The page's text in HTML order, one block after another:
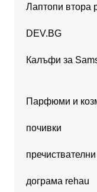
Лаптопи втора
DEV.BG
Калъфи за
Парфюми и
почивки
дограма rehau